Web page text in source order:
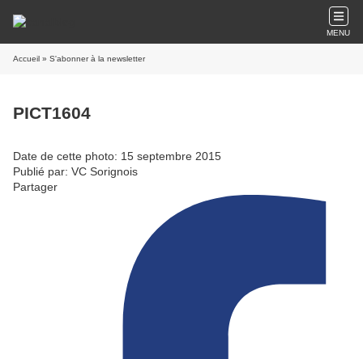
MENU
Accueil » S'abonner à la newsletter
PICT1604
Date de cette photo: 15 septembre 2015
Publié par: VC Sorignois
Partager